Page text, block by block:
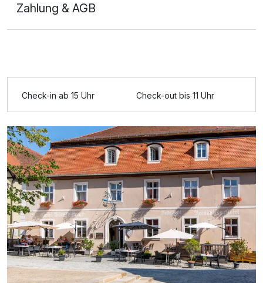
p.P. ab179,00 €
Zahlung & AGB
Check-in ab 15 Uhr Check-out bis 11 Uhr